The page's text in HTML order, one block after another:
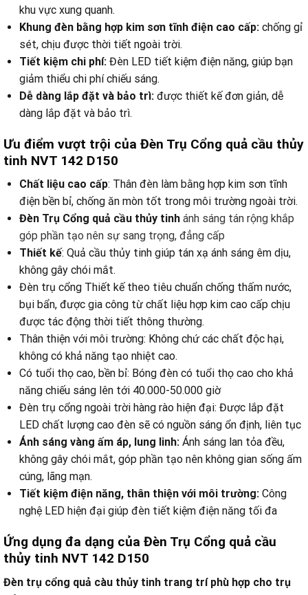
khu vực xung quanh.
Khung đèn bằng hợp kim sơn tĩnh điện cao cấp: chống gỉ
sét, chịu được thời tiết ngoài trời.
Tiết kiệm chi phí: Đèn LED tiết kiệm điện năng, giúp bạn
giảm thiểu chi phí chiếu sáng.
Dễ dàng lắp đặt và bảo trì: được thiết kế đơn giản, dễ
dàng lắp đặt và bảo trì.
Ưu điểm vượt trội của Đèn Trụ Cổng quả cầu thủy
tinh NVT 142 D150
Chất liệu cao cấp: Thân đèn làm bằng hợp kim sơn tĩnh
điện bền bỉ, chống ăn mòn tốt trong môi trường ngoài trời.
Đèn Trụ Cổng quả cầu thủy tinh ánh sáng tán rộng khắp
góp phần tạo nên sự sang trọng, đẳng cấp
Thiết kế: Quả cầu thủy tinh giúp tán xạ ánh sáng êm dịu,
không gây chói mắt.
Đèn trụ cổng Thiết kế theo tiêu chuẩn chống thấm nước,
bụi bẩn, được gia công từ chất liệu hợp kim cao cấp chịu
được tác động thời tiết thông thường.
Thân thiện với môi trường: Không chứ các chất độc hại,
không có khả năng tạo nhiệt cao.
Có tuổi thọ cao, bền bỉ: Bóng đèn có tuổi thọ cao cho khả
năng chiếu sáng lên tới 40.000-50.000 giờ
Đèn trụ cổng ngoài trời hàng rào hiện đại: Được lắp đặt
LED chất lượng cao đèn sẽ có nguồn sáng ổn định, liên tục
Ánh sáng vàng ấm áp, lung linh: Ánh sáng lan tỏa đều,
không gây chói mắt, góp phần tạo nên không gian sống ấm
cúng, lãng mạn.
Tiết kiệm điện năng, thân thiện với môi trường: Công
nghệ LED hiện đại giúp đèn tiết kiệm điện năng tối đa
Ứng dụng đa dạng của Đèn Trụ Cổng quả cầu
thủy tinh NVT 142 D150
Đèn trụ cổng quả càu thủy tinh trang trí phù hợp cho trụ